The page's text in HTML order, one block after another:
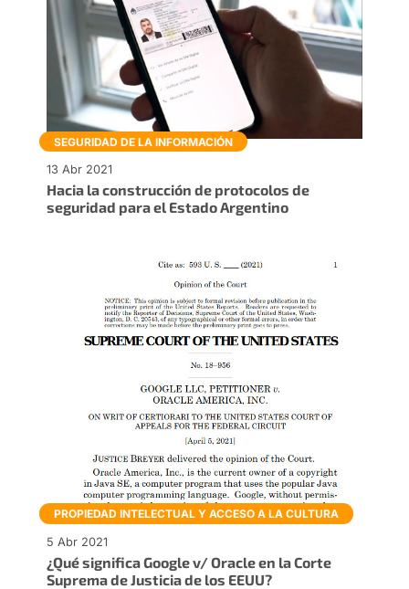
Hacia la construcción de protocolos de
seguridad para el Estado Argentino
13 Abr 2021
SEGURIDAD DE LA INFORMACIÓN
¿Qué significa Google v/ Oracle en la Corte
Suprema de Justicia de los EEUU?
5 Abr 2021
PROPIEDAD INTELECTUAL Y ACCESO A LA CULTURA